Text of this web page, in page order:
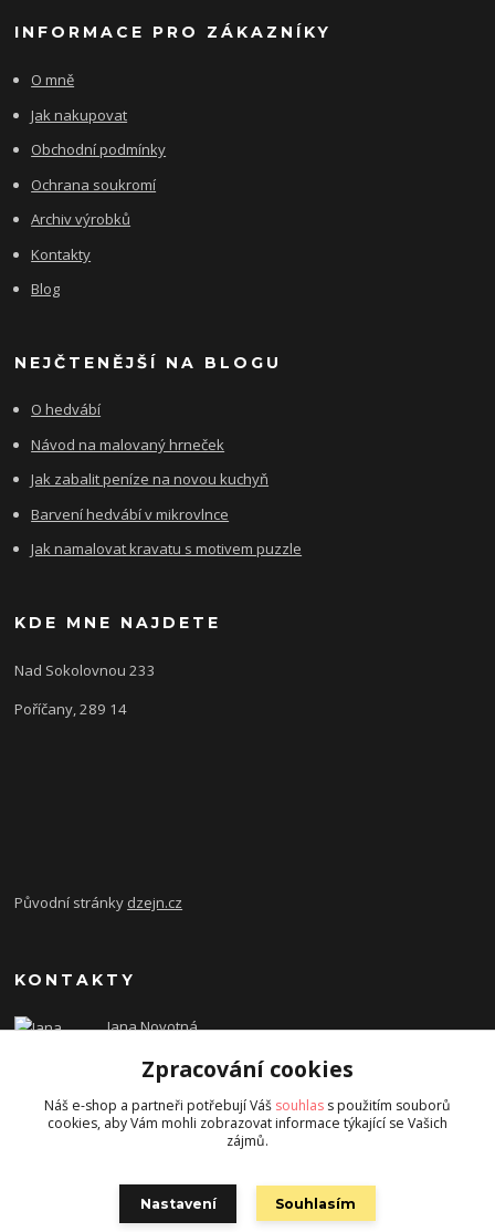
INFORMACE PRO ZÁKAZNÍKY
O mně
Jak nakupovat
Obchodní podmínky
Ochrana soukromí
Archiv výrobků
Kontakty
Blog
NEJČTENĚJŠÍ NA BLOGU
O hedvábí
Návod na malovaný hrneček
Jak zabalit peníze na novou kuchyň
Barvení hedvábí v mikrovlnce
Jak namalovat kravatu s motivem puzzle
KDE MNE NAJDETE
Nad Sokolovnou 233
Poříčany, 289 14
Původní stránky dzejn.cz
KONTAKTY
Jana Novotná
dzejn.n@email.cz
Zpracování cookies
Náš e-shop a partneři potřebují Váš souhlas s použitím souborů
cookies, aby Vám mohli zobrazovat informace týkající se Vašich
zájmů.
Nastavení Souhlasím